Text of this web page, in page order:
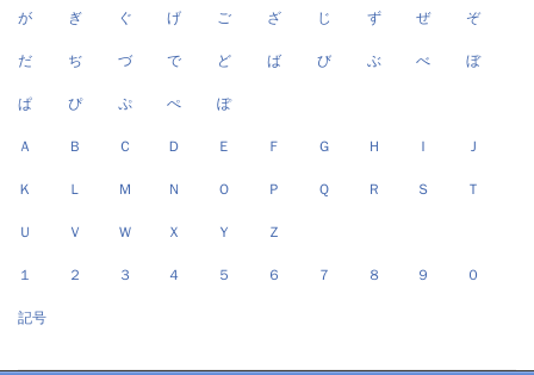
が ぎ ぐ げ ご ざ じ ず ぜ ぞ
だ ぢ づ で ど ば び ぶ べ ぼ
ぱ ぴ ぷ ぺ ぽ
Ａ Ｂ Ｃ Ｄ Ｅ Ｆ Ｇ Ｈ Ｉ Ｊ
Ｋ Ｌ Ｍ Ｎ Ｏ Ｐ Ｑ Ｒ Ｓ Ｔ
Ｕ Ｖ Ｗ Ｘ Ｙ Ｚ
１ ２ ３ ４ ５ ６ ７ ８ ９ ０
記号